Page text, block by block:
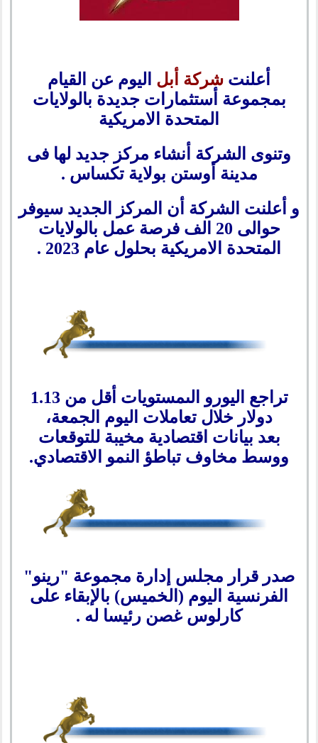
أعلنت شركة أبل اليوم عن القيام
بمجموعة أستثمارات جديدة بالولايات
المتحدة الامريكية
وتنوى الشركة أنشاء مركز جديد لها فى
مدينة أوستن بولاية تكساس .
و أعلنت الشركة أن المركز الجديد سيوفر
حوالى 20 الف فرصة عمل بالولايات
المتحدة الامريكية بحلول عام 2023 .
تراجع اليورو الىمستويات أقل من 1.13
دولار خلال تعاملات اليوم الجمعة،
بعد بيانات اقتصادية مخيبة للتوقعات
ووسط مخاوف تباطؤ النمو الاقتصادي.
صدر قرار مجلس إدارة مجموعة "رينو"
الفرنسية اليوم (الخميس) بالإبقاء على
كارلوس غصن رئيسا له .